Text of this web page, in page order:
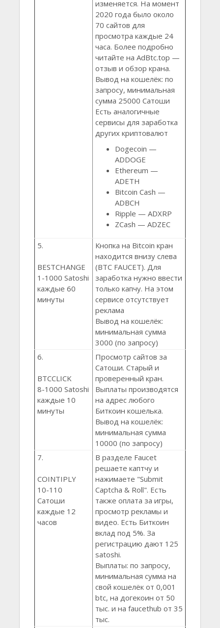
изменяется. На момент
2020 года было около
70 сайтов для
просмотра каждые 24
часа. Более подробно
читайте на AdBtc.top —
отзыв и обзор крана.
Вывод на кошелёк: по
запросу, минимальная
сумма 25000 Сатоши
Есть аналогичные
сервисы для заработка
других криптовалют
Dogecoin —
ADDOGE
Ethereum —
ADETH
Bitcoin Cash —
ADBCH
Ripple — ADXRP
ZCash — ADZEC
5.
BESTCHANGE
1-1000 Satoshi
каждые 60
минуты
Кнопка на Bitcoin кран
находится внизу слева
(BTC FAUCET). Для
заработка нужно ввести
только капчу. На этом
сервисе отсутствует
реклама
Вывод на кошелёк:
минимальная сумма
3000 (по запросу)
6.
BTCCLICK
8-1000 Satoshi
каждые 10
минуты
Просмотр сайтов за
Сатоши. Старый и
проверенный кран.
Выплаты производятся
на адрес любого
Биткоин кошелька.
Вывод на кошелёк:
минимальная сумма
10000 (по запросу)
7.
COINTIPLY
10-110
Сатоши
каждые 12
часов
В разделе Faucet
решаете каптчу и
нажимаете "Submit
Captcha & Roll". Есть
также оплата за игры,
просмотр рекламы и
видео. Есть Биткоин
вклад под 5%. За
регистрацию дают 125
satoshi.
Выплаты: по запросу,
минимальная сумма на
свой кошелёк от 0,001
btc, на догекоин от 50
тыс. и на faucethub от 35
тыс.